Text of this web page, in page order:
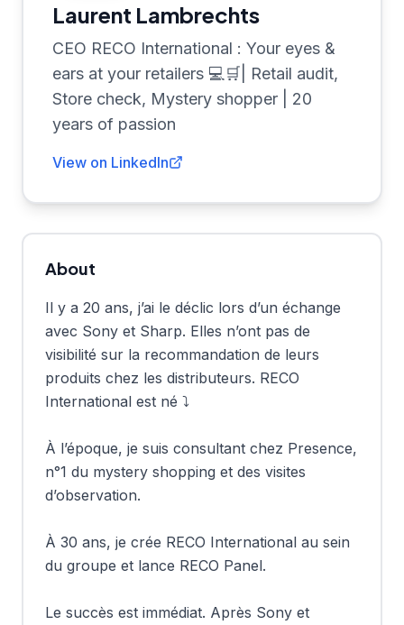
Laurent Lambrechts
CEO RECO International : Your eyes &
ears at your retailers 💻🛒| Retail audit,
Store check, Mystery shopper | 20
years of passion
View on LinkedIn
About
Il y a 20 ans, j’ai le déclic lors d’un échange
avec Sony et Sharp. Elles n’ont pas de
visibilité sur la recommandation de leurs
produits chez les distributeurs. RECO
International est né ⤵︎
À l’époque, je suis consultant chez Presence,
n°1 du mystery shopping et des visites
d’observation.
À 30 ans, je crée RECO International au sein
du groupe et lance RECO Panel.
Le succès est immédiat. Après Sony et